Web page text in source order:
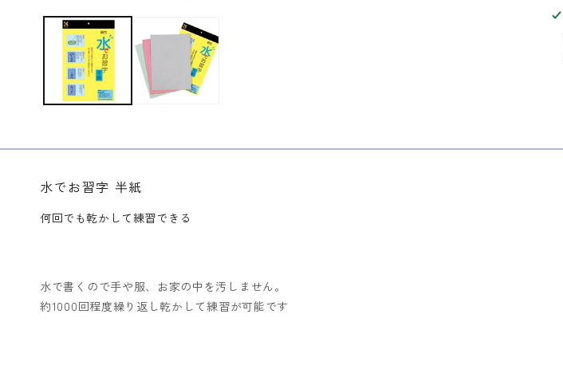
ー
ィ
水でお習字 半紙
何回でも乾かして練習できる
水で書くので手や服、お家の中を汚しません。
約1000回程度繰り返し乾かして練習が可能です